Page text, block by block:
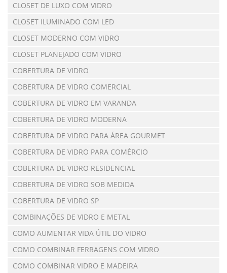
CLOSET DE LUXO COM VIDRO
CLOSET ILUMINADO COM LED
CLOSET MODERNO COM VIDRO
CLOSET PLANEJADO COM VIDRO
COBERTURA DE VIDRO
COBERTURA DE VIDRO COMERCIAL
COBERTURA DE VIDRO EM VARANDA
COBERTURA DE VIDRO MODERNA
COBERTURA DE VIDRO PARA ÁREA GOURMET
COBERTURA DE VIDRO PARA COMÉRCIO
COBERTURA DE VIDRO RESIDENCIAL
COBERTURA DE VIDRO SOB MEDIDA
COBERTURA DE VIDRO SP
COMBINAÇÕES DE VIDRO E METAL
COMO AUMENTAR VIDA ÚTIL DO VIDRO
COMO COMBINAR FERRAGENS COM VIDRO
COMO COMBINAR VIDRO E MADEIRA